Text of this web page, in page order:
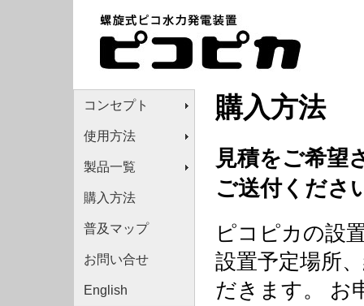
コンセプト
使用方法
製品一覧
購入方法
普及マップ
お問い合せ
English
購入方法
見積をご希望
ご送付くださ
ピコピカの設
設置予定場所
だきます。 お